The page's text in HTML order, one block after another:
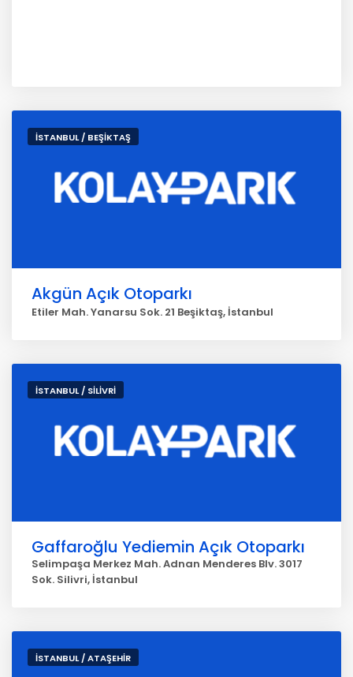
İSTANBUL / BEŞİKTAŞ
Akgün Açık Otoparkı
Etiler Mah. Yanarsu Sok. 21 Beşiktaş, İstanbul
İSTANBUL / SİLİVRİ
Gaffaroğlu Yediemin Açık Otoparkı
Selimpaşa Merkez Mah. Adnan Menderes Blv. 3017
Sok. Silivri, İstanbul
İSTANBUL / ATAŞEHİR